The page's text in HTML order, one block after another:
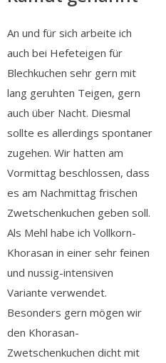
An und für sich arbeite ich
auch bei Hefeteigen für
Blechkuchen sehr gern mit
lang geruhten Teigen, gern
auch über Nacht. Diesmal
sollte es allerdings spontaner
zugehen. Wir hatten am
Vormittag beschlossen, dass
es am Nachmittag frischen
Zwetschenkuchen geben soll.
Als Mehl habe ich Vollkorn-
Khorasan in einer sehr feinen
und nussig-intensiven
Variante verwendet.
Besonders gern mögen wir
den Khorasan-
Zwetschenkuchen dicht mit